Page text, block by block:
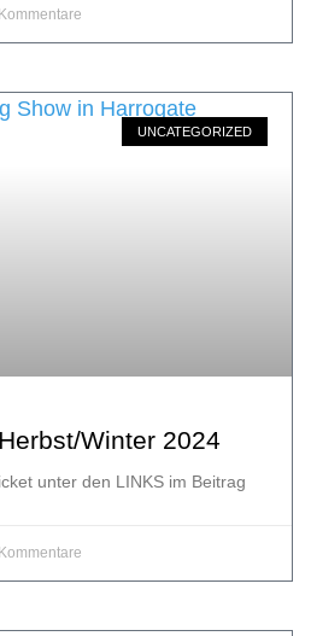
UNCATEGORIZED
Winter 2024
unter den LINKS im Beitrag